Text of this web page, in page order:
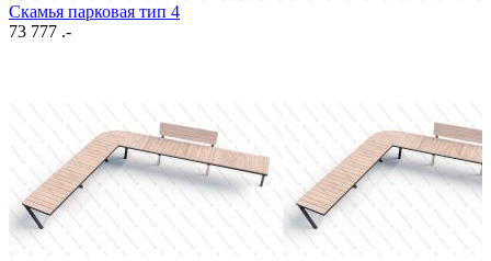
Скамья парковая тип 4
73 777 .-